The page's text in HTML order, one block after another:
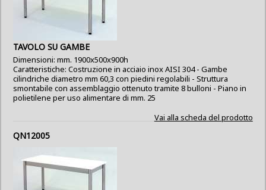
TAVOLO SU GAMBE
Dimensioni: mm. 1900x500x900h
Caratteristiche: Costruzione in acciaio inox AISI 304 - Gambe
cilindriche diametro mm 60,3 con piedini regolabili - Struttura
smontabile con assemblaggio ottenuto tramite 8 bulloni - Piano in
polietilene per uso alimentare di mm. 25
Vai alla scheda del prodotto
QN12005